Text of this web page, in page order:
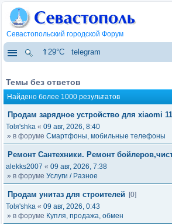
Севастопольский городской Форум
⇑29°C telegram
Темы без ответов
Найдено более 1000 результатов
Продам зарядное устройство для xiaomi
Tolя'shka « 09 авг, 2026, 8:40
» в форуме Смартфоны, мобильные телефоны
Ремонт Сантехники. Ремонт
alekks2007 « 09 авг, 2026, 7:38
» в форуме Услуги / Разное
Продам унитаз для строителей
[0]
Tolя'shka « 09 авг, 2026, 0:43
» в форуме Купля, продажа, обмен